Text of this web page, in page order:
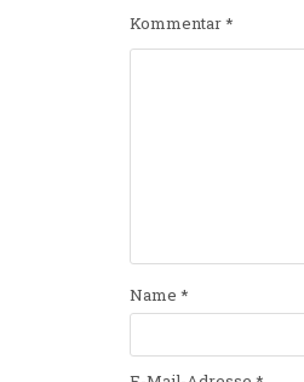
Kommentar*
Name *